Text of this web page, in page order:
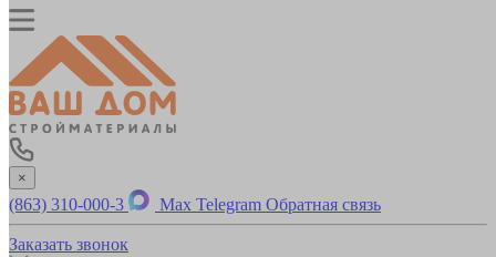
×
(863) 310-000-3 Max Telegram Обратная связь
Заказать звонок